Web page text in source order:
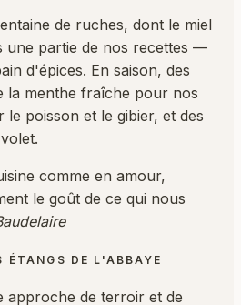
de ruches, dont le miel
une partie de nos recettes —
d'épices. En saison, des
la menthe fraîche pour nos
poisson et le gibier, et des
comme en amour,
le goût de ce qui nous
ÉTANGS DE L'ABBAYE
approche de terroir et de